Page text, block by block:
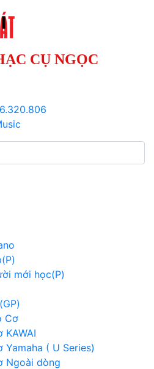
CỤ NGỌC
mới học(P)
Cơ
KAWAI
Yamaha ( U Series)
Ngoài dòng